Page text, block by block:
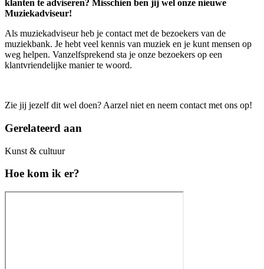
klanten te adviseren? Misschien ben jij wel onze nieuwe
Muziekadviseur!
Als muziekadviseur heb je contact met de bezoekers van de
muziekbank. Je hebt veel kennis van muziek en je kunt mensen op
weg helpen. Vanzelfsprekend sta je onze bezoekers op een
klantvriendelijke manier te woord.
Zie jij jezelf dit wel doen? Aarzel niet en neem contact met ons op!
Gerelateerd aan
Kunst & cultuur
Hoe kom ik er?